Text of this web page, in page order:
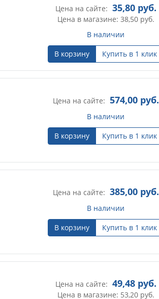
Цена на сайте: 35,80руб.
Цена в магазине: 38,50руб.
В наличии
В корзину
Купить в 1 клик
Цена на сайте: 574,00руб.
В наличии
В корзину
Купить в 1 клик
Цена на сайте: 385,00руб.
В наличии
В корзину
Купить в 1 клик
Цена на сайте: 49,48руб.
Цена в магазине: 53,20руб.